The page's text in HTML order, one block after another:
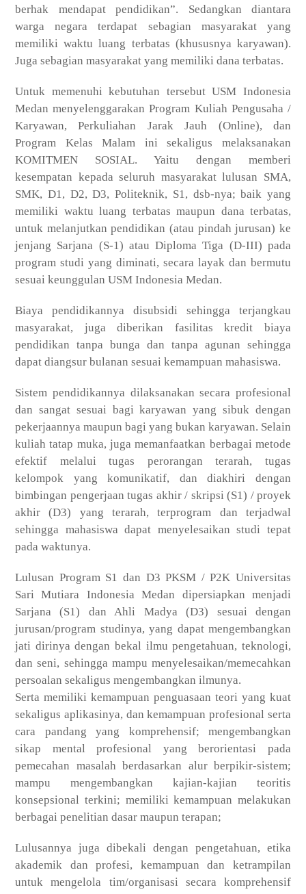
berhak mendapat pendidikan”. Sedangkan diantara
warga negara terdapat sebagian masyarakat yang
memiliki waktu luang terbatas (khususnya karyawan).
Juga sebagian masyarakat yang memiliki dana terbatas.
Untuk memenuhi kebutuhan tersebut USM Indonesia
Medan menyelenggarakan Program Kuliah Pengusaha /
Karyawan, Perkuliahan Jarak Jauh (Online), dan
Program Kelas Malam ini sekaligus melaksanakan
KOMITMEN SOSIAL. Yaitu dengan memberi
kesempatan kepada seluruh masyarakat lulusan SMA,
SMK, D1, D2, D3, Politeknik, S1, dsb-nya; baik yang
memiliki waktu luang terbatas maupun dana terbatas,
untuk melanjutkan pendidikan (atau pindah jurusan) ke
jenjang Sarjana (S-1) atau Diploma Tiga (D-III) pada
program studi yang diminati, secara layak dan bermutu
sesuai keunggulan USM Indonesia Medan.
Biaya pendidikannya disubsidi sehingga terjangkau
masyarakat, juga diberikan fasilitas kredit biaya
pendidikan tanpa bunga dan tanpa agunan sehingga
dapat diangsur bulanan sesuai kemampuan mahasiswa.
Sistem pendidikannya dilaksanakan secara profesional
dan sangat sesuai bagi karyawan yang sibuk dengan
pekerjaannya maupun bagi yang bukan karyawan. Selain
kuliah tatap muka, juga memanfaatkan berbagai metode
efektif melalui tugas perorangan terarah, tugas
kelompok yang komunikatif, dan diakhiri dengan
bimbingan pengerjaan tugas akhir / skripsi (S1) / proyek
akhir (D3) yang terarah, terprogram dan terjadwal
sehingga mahasiswa dapat menyelesaikan studi tepat
pada waktunya.
Lulusan Program S1 dan D3 PKSM / P2K Universitas
Sari Mutiara Indonesia Medan dipersiapkan menjadi
Sarjana (S1) dan Ahli Madya (D3) sesuai dengan
jurusan/program studinya, yang dapat mengembangkan
jati dirinya dengan bekal ilmu pengetahuan, teknologi,
dan seni, sehingga mampu menyelesaikan/memecahkan
persoalan sekaligus mengembangkan ilmunya.
Serta memiliki kemampuan penguasaan teori yang kuat
sekaligus aplikasinya, dan kemampuan profesional serta
cara pandang yang komprehensif; mengembangkan
sikap mental profesional yang berorientasi pada
pemecahan masalah berdasarkan alur berpikir-sistem;
mampu mengembangkan kajian-kajian teoritis
konsepsional terkini; memiliki kemampuan melakukan
berbagai penelitian dasar maupun terapan;
Lulusannya juga dibekali dengan pengetahuan, etika
akademik dan profesi, kemampuan dan ketrampilan
untuk mengelola tim/organisasi secara komprehensif